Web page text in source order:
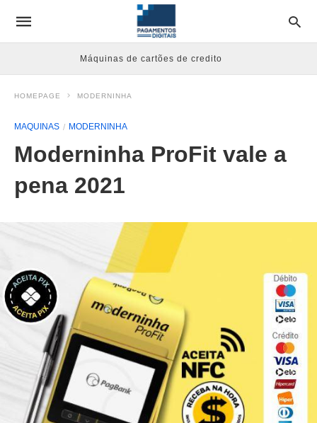
Máquinas de cartões de credito
HOMEPAGE MODERNINHA
MAQUINAS MODERNINHA
Moderninha ProFit vale a
pena 2021